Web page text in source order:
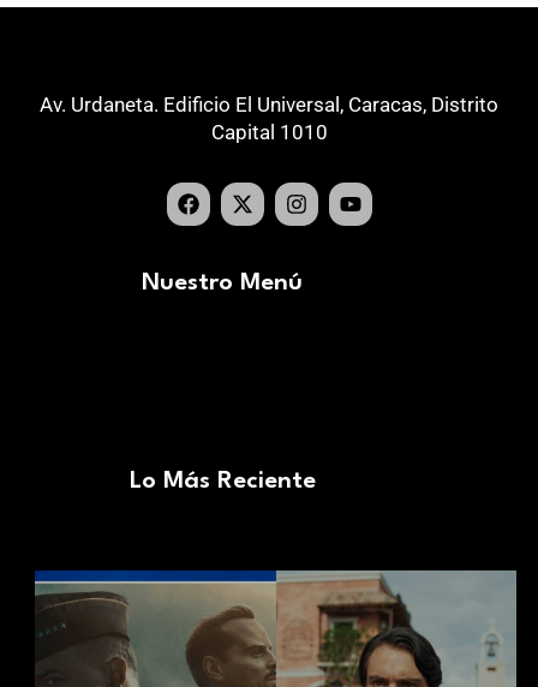
Av. Urdaneta. Edificio El Universal, Caracas, Distrito
Capital 1010
Nuestro Menú
Lo Más Reciente